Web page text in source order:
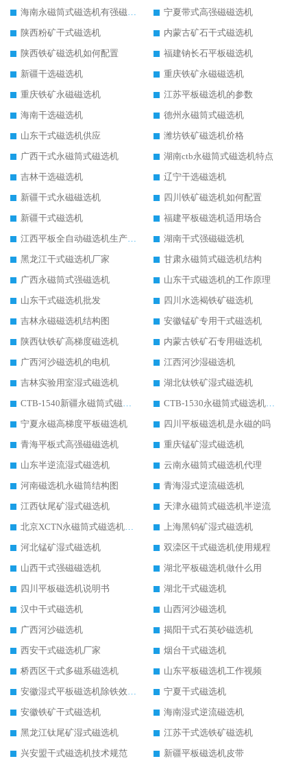
海南永磁筒式磁选机有强磁的吗
宁夏带式高强磁磁选机
陕西粉矿干式磁选机
内蒙古矿石干式磁选机
陕西铁矿磁选机如何配置
福建钠长石平板磁选机
新疆干选磁选机
重庆铁矿永磁磁选机
重庆铁矿永磁磁选机
江苏平板磁选机的参数
海南干选磁选机
德州永磁筒式磁选机
山东干式磁选机供应
潍坊铁矿磁选机价格
广西干式永磁筒式磁选机
湖南ctb永磁筒式磁选机特点
吉林干选磁选机
辽宁干选磁选机
新疆干式永磁磁选机
四川铁矿磁选机如何配置
新疆干式磁选机
福建平板磁选机适用场合
江西平板全自动磁选机生产厂家
湖南干式强磁磁选机
黑龙江干式磁选机厂家
甘肃永磁筒式磁选机结构
广西永磁筒式强磁选机
山东干式磁选机的工作原理
山东干式磁选机批发
四川水选褐铁矿磁选机
吉林永磁磁选机结构图
安徽锰矿专用干式磁选机
陕西钛铁矿高梯度磁选机
内蒙古铁矿石专用磁选机
广西河沙磁选机的电机
江西河沙湿磁选机
吉林实验用室湿式磁选机
湖北钛铁矿湿式磁选机
CTB-1540新疆永磁筒式磁选机
CTB-1530永磁筒式磁选机代理商
宁夏永磁高梯度平板磁选机
四川平板磁选机是永磁的吗
青海平板式高强磁磁选机
重庆锰矿湿式磁选机
山东半逆流湿式磁选机
云南永磁筒式磁选机代理
河南磁选机永磁筒结构图
青海湿式逆流磁选机
江西钛尾矿湿式磁选机
天津永磁筒式磁选机半逆流
北京XCTN永磁筒式磁选机磁块位置
上海黑钨矿湿式磁选机
河北锰矿湿式磁选机
双滦区干式磁选机使用规程
山西干式强磁磁选机
湖北平板磁选机做什么用
四川平板磁选机说明书
湖北干式磁选机
汉中干式磁选机
山西河沙磁选机
广西河沙磁选机
揭阳干式石英砂磁选机
西安干式磁选机厂家
烟台干式磁选机
桥西区干式多磁系磁选机
山东平板磁选机工作视频
安徽湿式平板磁选机除铁效果怎么样
宁夏干式磁选机
安徽铁矿干式磁选机
海南湿式逆流磁选机
黑龙江钛尾矿湿式磁选机
江苏干式选铁矿磁选机
兴安盟干式磁选机技术规范
新疆平板磁选机皮带